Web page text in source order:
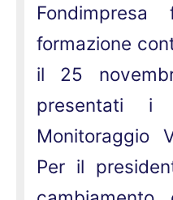
formazione
il 25
presentati i
Monitoraggio
Per il